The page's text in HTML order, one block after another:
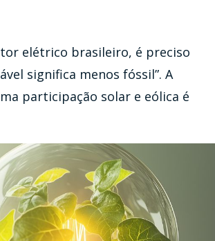
elétrico brasileiro, é preciso
significa menos fóssil”. A
participação solar e eólica é